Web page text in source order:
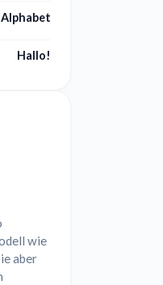
Hallo!
wie
aber